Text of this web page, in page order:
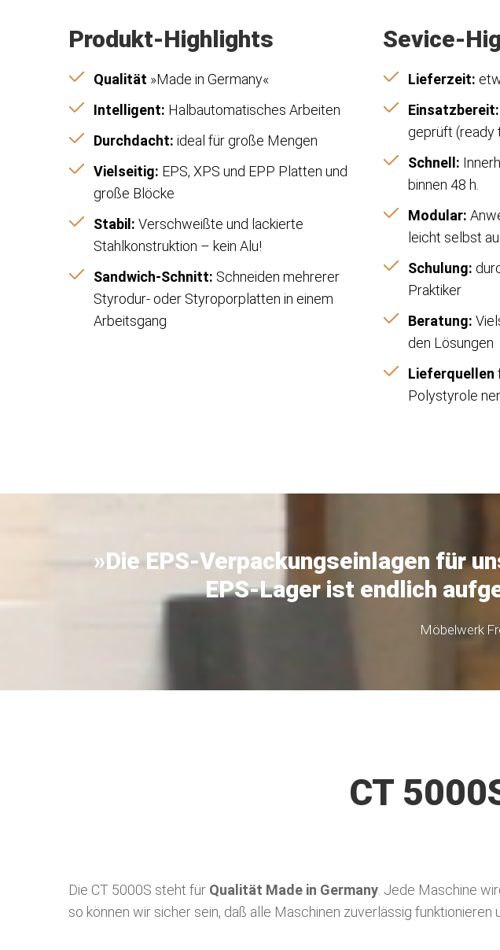
Produkt-Highlights
Qualität »Made in Germany«
Intelligent: Halbautomatisches Arbeiten
Durchdacht: ideal für große Mengen
Vielseitig: EPS, XPS und EPP Platten und
große Blöcke
Stabil: Verschweißte und lackierte
Stahlkonstruktion – kein Alu!
Sandwich-Schnitt: Schneiden mehrerer
Styrodur- oder Styroporplatten in einem
Arbeitsgang
Sevice-
Lieferzeit:
Einsatzbereit:
geprüft (ready
Schnell:
binnen 48 h.
Modular:
leicht selbst
Schulung:
Praktiker
Beratung:
den Lösungen
Lieferquellen
Polystyrole
»Die EPS-Verpackungseinlagen für
EPS-Lager ist endlich
Möbelwerk
CT
Die CT 5000S steht für Qualität Made in Germany . Jede Maschine
so können wir sicher sein, daß alle Maschinen zuverlässig funktionieren